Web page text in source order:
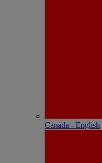
Canada - English